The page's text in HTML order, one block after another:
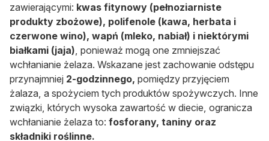
zawierającymi: kwas fitynowy (pełnoziarniste
produkty zbożowe), polifenole (kawa, herbata i
czerwone wino), wapń (mleko, nabiał) i niektórymi
białkami (jaja) , ponieważ mogą one zmniejszać
wchłanianie żelaza. Wskazane jest zachowanie odstępu
przynajmniej 2-godzinnego, pomiędzy przyjęciem
żalaza, a spożyciem tych produktów spożywczych. Inne
związki, których wysoka zawartość w diecie, ogranicza
wchłanianie żelaza to: fosforany, taniny oraz
składniki roślinne.